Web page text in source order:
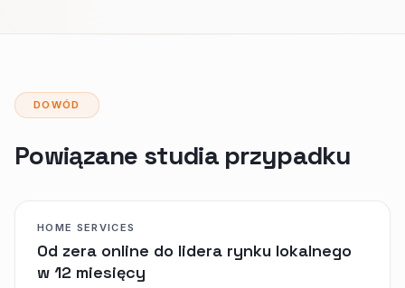
DOWÓD
Powiązane studia przypadku
HOME SERVICES
Od zera online do lidera rynku lokalnego
w 12 miesięcy